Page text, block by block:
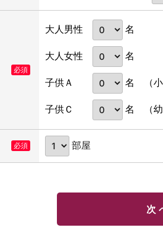
必須
大人男性 名
大人女性 名
子供Ａ 名 （小
子供Ｃ 名 （幼
必須 部屋